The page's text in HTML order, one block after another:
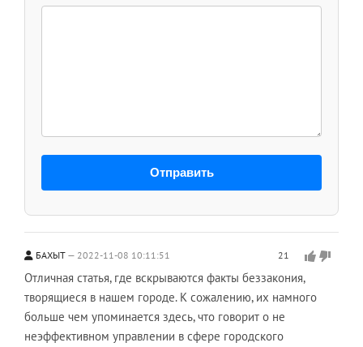
Отправить
БАХЫТ 2022-11-08 10:11:51 21
Отличная статья, где вскрываются факты беззакония,
творящиеся в нашем городе. К сожалению, их намного
больше чем упоминается здесь, что говорит о не
неэффективном управлении в сфере городского